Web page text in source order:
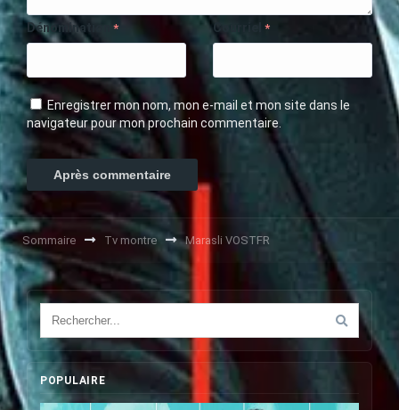
Dénomination * Courriel *
Enregistrer mon nom, mon e-mail et mon site dans le
navigateur pour mon prochain commentaire.
Sommaire Tv montre Marasli VOSTFR
POPULAIRE